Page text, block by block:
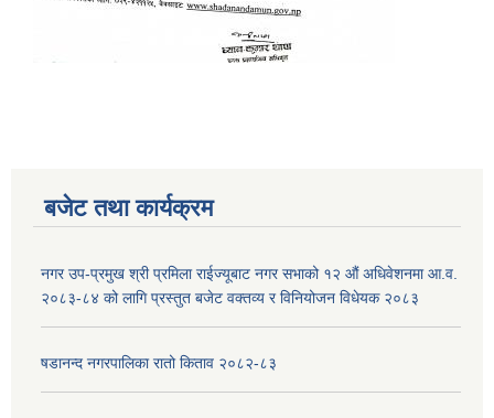
बजेट तथा कार्यक्रम
नगर उप-प्रमुख श्री प्रमिला राईज्यूबाट नगर सभाको १२ ‍औं अधिवेशनमा आ.व.
२०८३-८४ को लागि प्रस्तुत बजेट वक्तव्य र विनियोजन विधेयक २०८३
षडानन्द नगरपालिका रातो किताव २०८२-८३